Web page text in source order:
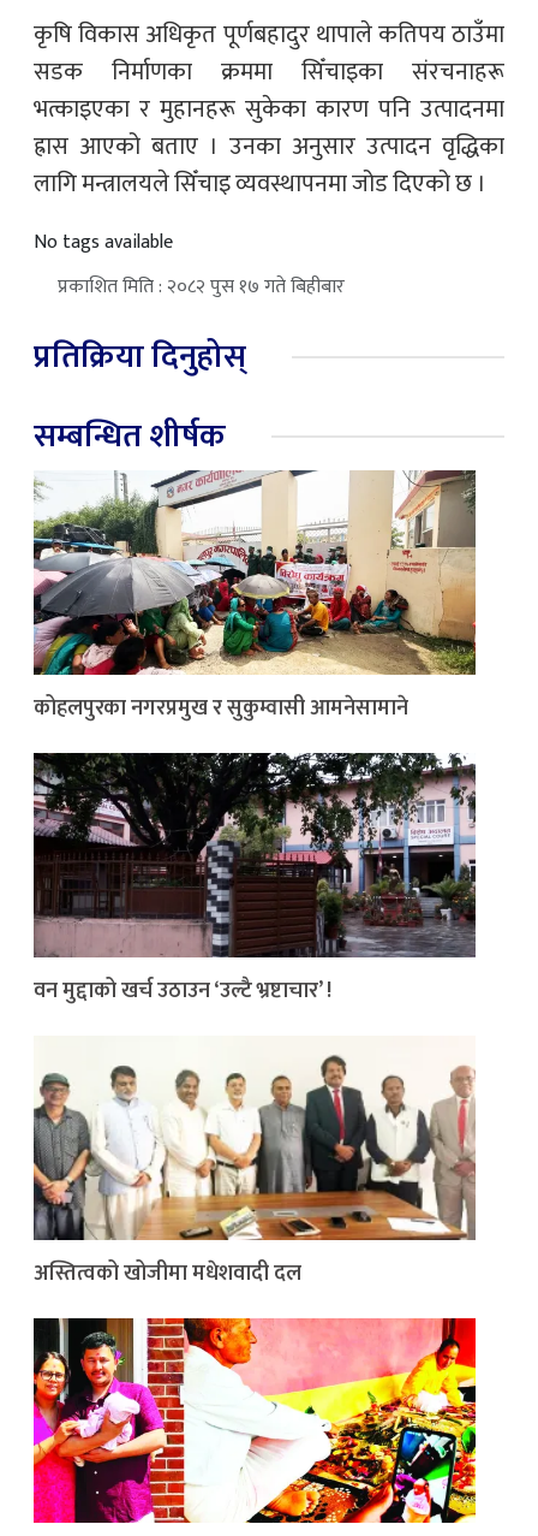
कृषि विकास अधिकृत पूर्णबहादुर थापाले कतिपय ठाउँमा
सडक निर्माणका क्रममा सिँचाइका संरचनाहरू
भत्काइएका र मुहानहरू सुकेका कारण पनि उत्पादनमा
ह्रास आएको बताए । उनका अनुसार उत्पादन वृद्धिका
लागि मन्त्रालयले सिँचाइ व्यवस्थापनमा जोड दिएको छ ।
No tags available
प्रकाशित मिति : २०८२ पुस १७ गते बिहीबार
प्रतिक्रिया दिनुहोस्
सम्बन्धित शीर्षक
कोहलपुरका नगरप्रमुख र सुकुम्वासी आमनेसामाने
वन मुद्दाको खर्च उठाउन ‘उल्टै भ्रष्टाचार’ !
अस्तित्वको खोजीमा मधेशवादी दल